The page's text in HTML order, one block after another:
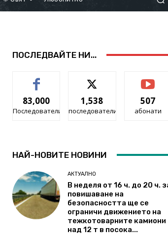
ПОСЛЕДВАЙТЕ НИ...
83,000
Последователи
1,538
последователи
507
абонати
НАЙ-НОВИТЕ НОВИНИ
АКТУАЛНО
В неделя от 16 ч. до 20 ч.
повишаване на
безопасността ще се
ограничи движението на
тежкотоварните камиони
над 12 т в посока...